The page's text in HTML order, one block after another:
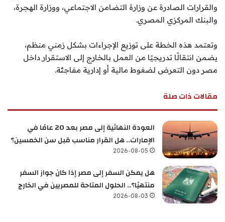
والقرارات الصادرة عن وزارة التضامن الاجتماعي، ووزارة الهجرة،
والبنك المركزي المصري.
وتعتمد هذه الخطة على توزيع الإجراءات بشكل زمني منظم،
يضمن انتقالًا تدريجيًا من العمل بالخارج إلى الاستقرار داخل
مصر دون التعرض لضغوط مالية أو إدارية مفاجئة.
مقالات ذات صلة
العودة النهائية إلى مصر بعد 20 عامًا في
الإمارات.. هل القرار مناسب قبل سن الخمسين؟
2026-08-05
هل يمكن السفر إلى مصر إذا كان جواز السفر
منتهيًا؟.. الحلول المتاحة للمصريين في الخارج
2026-08-03